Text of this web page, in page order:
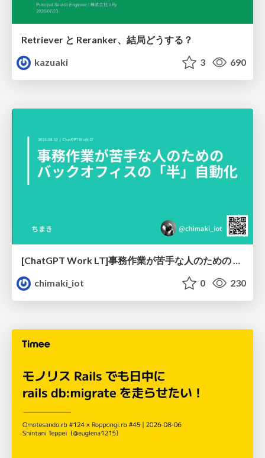
Retriever と Reranker、結局どうする？
kazuaki
3 690
[ChatGPT Work LT]事務作業が苦手な人のための バックオフィスの「半」自動化
chimaki_iot
0 230